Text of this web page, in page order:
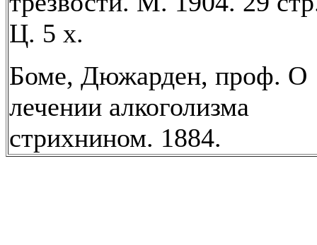
Ц. 5 х.
Боме, Дюжарден, проф. О
лечении алкоголизма
стрихнином. 1884.